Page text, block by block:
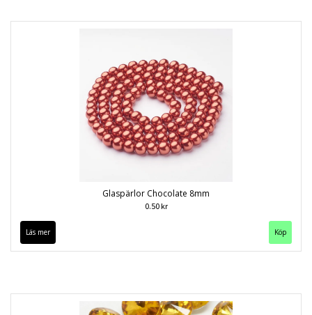
Glaspärlor Chocolate 8mm
0.50 kr
Läs mer Köp